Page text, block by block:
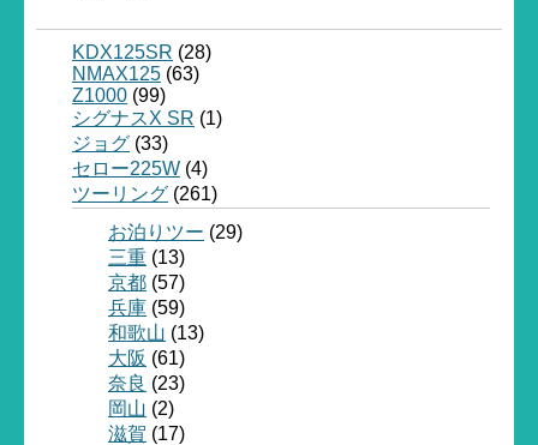
KDX125SR (28)
NMAX125 (63)
Z1000 (99)
シグナスX SR (1)
ジョグ (33)
セロー225W (4)
ツーリング (261)
お泊りツー (29)
三重 (13)
京都 (57)
兵庫 (59)
和歌山 (13)
大阪 (61)
奈良 (23)
岡山 (2)
滋賀 (17)